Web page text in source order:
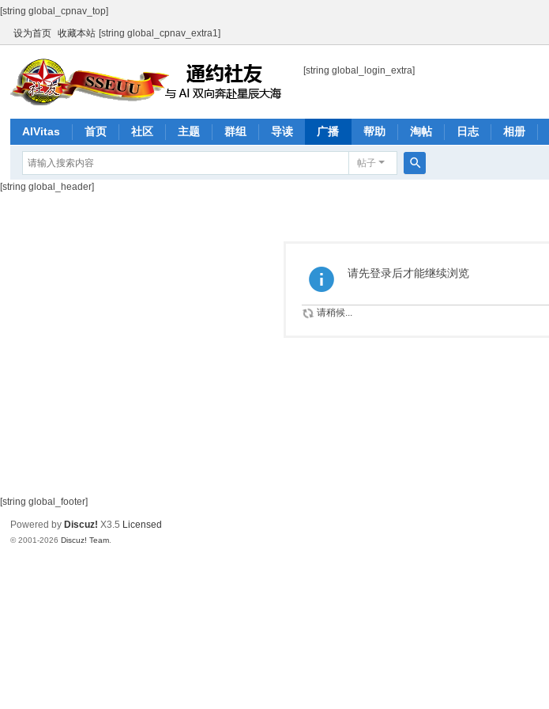
[string global_cpnav_top]
设为首页
收藏本站 [string global_cpnav_extra1]
[string global_login_extra]
AIVitas 首页 社区 主题 群组 导读 广播 帮助 淘帖 日志 相册
产品与服务
帖子
[string global_header]
请先登录后才能继续浏览
请稍候...
[string global_footer]
Powered by Discuz! X3.5 Licensed
© 2001-2026Discuz! Team